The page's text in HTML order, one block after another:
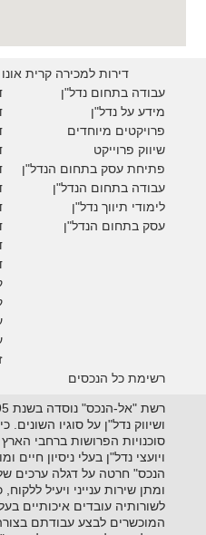
דירות למכירה קרית אונו
עבודה בתחום נדל"ן
מידע על נדל"ן
פרויקטים מיוחדים
שיווק פרוייקט
פתיחת עסק בתחום הנדל"ן
עבודה בתחום הנדל"ן
לימודי תיווך נדל"ן
עסק בתחום הנדל"ן
רשימת כל הנכסים
סוכנויות הפרושות ברחבי
ויועצי נדל"ן בעלי ניסיון חיים
הנכס" חרטה על דגלה ערכים
ומתן שירות ענייני ויעיל
לשורותיה עובדים איכותיים
המוכשרים לבצע עבודתם